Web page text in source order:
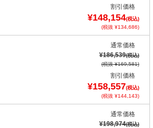
割引価格
¥148,154(税込)
(税抜 ¥134,686)
通常価格
¥186,539(税込)
(税抜 ¥169,581)
割引価格
¥158,557(税込)
(税抜 ¥144,143)
通常価格
¥198,974(税込)